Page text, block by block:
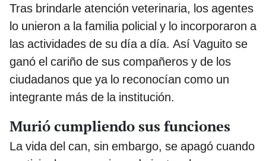
Tras brindarle atención veterinaria, los agentes
lo unieron a la familia policial y lo incorporaron a
las actividades de su día a día. Así Vaguito se
ganó el cariño de sus compañeros y de los
ciudadanos que ya lo reconocían como un
integrante más de la institución.
Murió cumpliendo sus funciones
La vida del can, sin embargo, se apagó cuando